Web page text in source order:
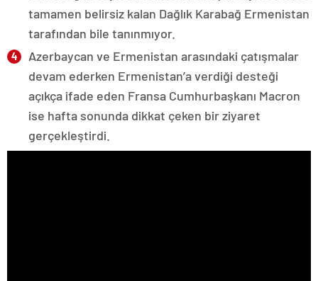
tamamen belirsiz kalan Dağlık Karabağ Ermenistan
tarafından bile tanınmıyor.
Azerbaycan ve Ermenistan arasındaki çatışmalar
devam ederken Ermenistan’a verdiği desteği
açıkça ifade eden Fransa Cumhurbaşkanı Macron
ise hafta sonunda dikkat çeken bir ziyaret
gerçekleştirdi.